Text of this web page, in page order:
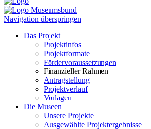
Navigation überspringen
Das Projekt
Projektinfos
Projektformate
Fördervoraussetzungen
Finanzieller Rahmen
Antragstellung
Projektverlauf
Vorlagen
Die Museen
Unsere Projekte
Ausgewählte Projektergebnisse